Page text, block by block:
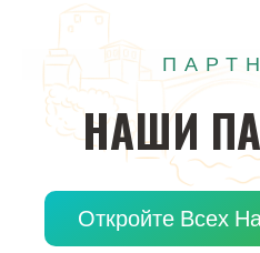
НАШИ
Откройте Всех